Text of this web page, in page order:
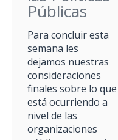
Públicas
Para concluir esta
semana les
dejamos nuestras
consideraciones
finales sobre lo que
está ocurriendo a
nivel de las
organizaciones